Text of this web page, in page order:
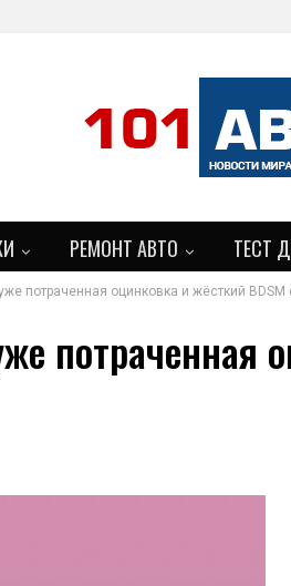
РЕМОНТ АВТО ТЕСТ
потраченная оцинковка и жёсткий BDSM
потраченная